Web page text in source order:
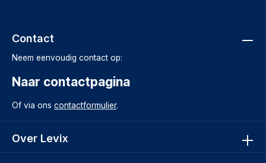
Contact
Neem eenvoudig contact op:
Naar contactpagina
Of via ons contactformulier.
Over Levix